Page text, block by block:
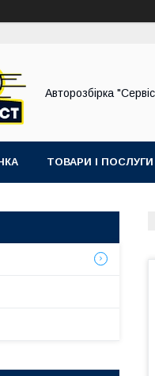
Авторозбірка
ТОВАРИ І ПОСЛУГИ